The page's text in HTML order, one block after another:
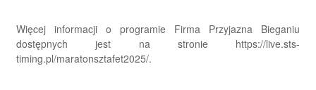
Więcej informacji o programie Firma Przyjazna Bieganiu
dostępnych jest na stronie https://live.sts-
timing.pl/maratonsztafet2025/.